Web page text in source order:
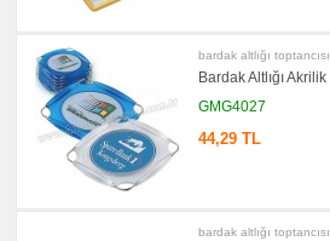
bardak altlığı toptancısı
Bardak Altlığı Akrilik
GMG4027
44,29 TL
bardak altlığı toptancısı
promosyon
promosyon
Saat
promosyon
Kalem
promosyon
Kalem